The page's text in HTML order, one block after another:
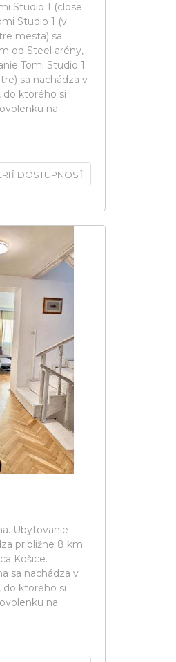
Studio 1 (close
Studio 1 (v
mesta) sa
od Steel arény,
Tomi Studio 1
sa nachádza v
do ktorého si
na
DOSTUPNOSŤ
Ubytovanie
približne 8 km
Košice.
sa nachádza v
do ktorého si
na